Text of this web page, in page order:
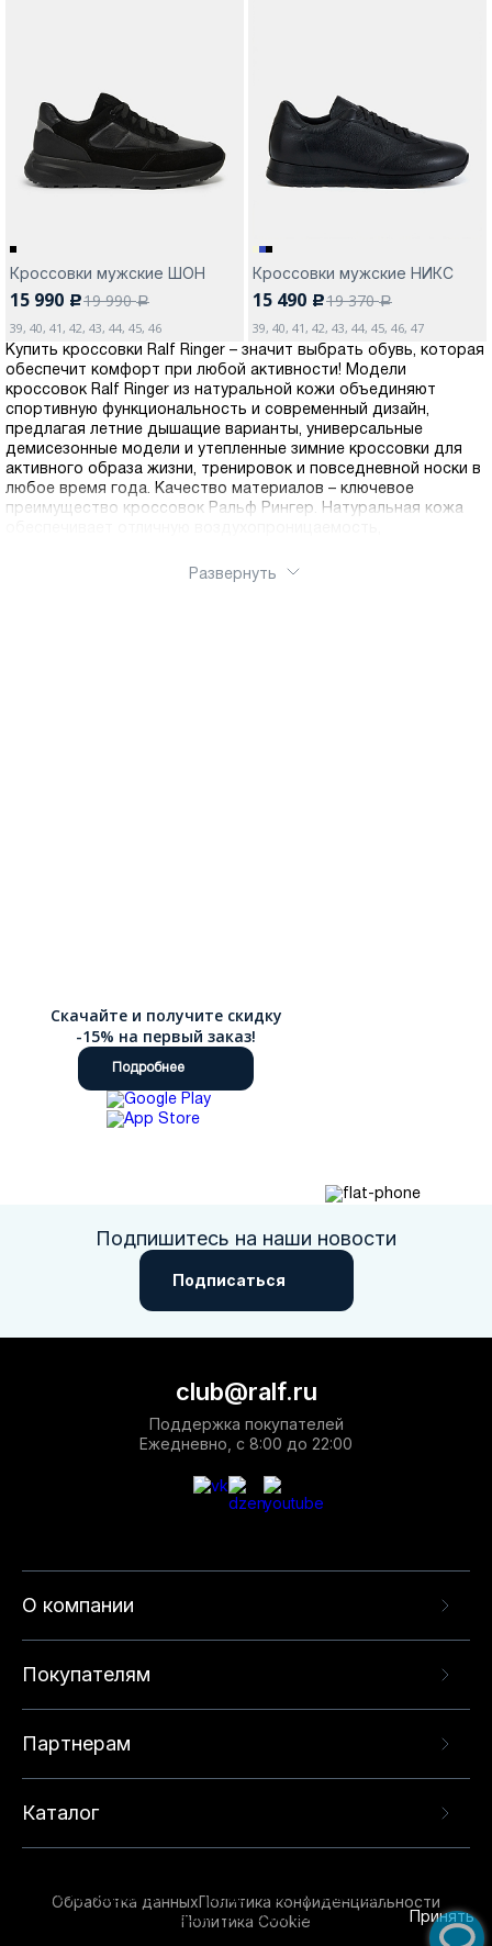
Кроссовки мужские ШОН
15 990 c19 990a
39, 40, 41, 42, 43, 44, 45, 46
Кроссовки мужские НИКС
15 490 c19 370a
39, 40, 41, 42, 43, 44, 45, 46, 47
Купить кроссовки Ralf Ringer – значит выбрать обувь, которая
обеспечит комфорт при любой активности! Модели
кроссовок Ralf Ringer из натуральной кожи объединяют
спортивную функциональность и современный дизайн,
предлагая летние дышащие варианты, универсальные
демисезонные модели и утепленные зимние кроссовки для
активного образа жизни, тренировок и повседневной носки в
любое время года. Качество материалов – ключевое
преимущество кроссовок Ральф Рингер. Натуральная кожа
кроссовки – это классический вариант спортивной обуви,
Развернуть
Скачайте и получите скидку
-15% на первый заказ!
Подробнее
Подпишитесь на наши новости
Подписаться
О компании
Покупателям
Партнерам
Каталог
club@ralf.ru
Поддержка покупателей
Ежедневно, с 8:00 до 22:00
Обработка данныхПолитика конфиденциальности
Политика Cookie
опыта на нашем сайте. Продолжая использовать
данный сайт, вы соглашаетесь с использованием
Принять